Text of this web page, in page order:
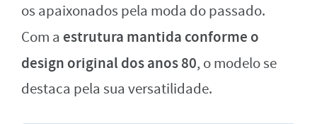
os apaixonados pela moda do passado.
Com a estrutura mantida conforme o
design original dos anos 80, o modelo se
destaca pela sua versatilidade.